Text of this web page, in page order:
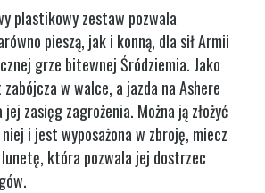
plastikowy zestaw pozwala
pieszą, jak i konną, dla sił Armii
grze bitewnej Śródziemia. Jako
w walce, a jazda na Ashere
zasięg zagrożenia. Można ją złożyć
i jest wyposażona w zbroję, miecz
która pozwala jej dostrzec